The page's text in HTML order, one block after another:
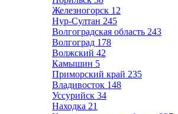
Железногорск 12
Нур-Султан 245
Волгоградская область 243
Волгоград 178
Волжский 42
Камышин 5
Приморский край 235
Владивосток 148
Уссурийск 34
Находка 21